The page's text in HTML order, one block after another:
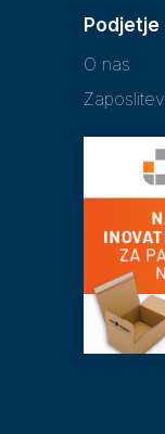
Podjetje
O nas
Zaposlitev